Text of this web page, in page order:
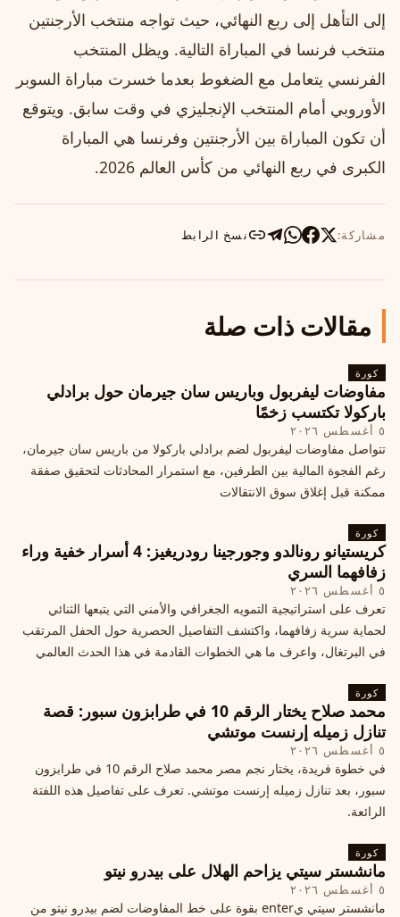
إلى التأهل إلى ربع النهائي، حيث تواجه منتخب الأرجنتين
منتخب فرنسا في المباراة التالية. ويظل المنتخب
الفرنسي يتعامل مع الضغوط بعدما خسرت مباراة السوبر
الأوروبي أمام المنتخب الإنجليزي في وقت سابق. ويتوقع
أن تكون المباراة بين الأرجنتين وفرنسا هي المباراة
الكبرى في ربع النهائي من كأس العالم 2026.
مشاركة: نسخ الرابط
مقالات ذات صلة
كورة
مفاوضات ليفربول وباريس سان جيرمان حول برادلي
باركولا تكتسب زخمًا
٥ أغسطس ٢٠٢٦
تتواصل مفاوضات ليفربول لضم برادلي باركولا من باريس سان جيرمان،
رغم الفجوة المالية بين الطرفين، مع استمرار المحادثات لتحقيق صفقة
ممكنة قبل إغلاق سوق الانتقالات
كورة
كريستيانو رونالدو وجورجينا رودريغيز: 4 أسرار خفية وراء
زفافهما السري
٥ أغسطس ٢٠٢٦
تعرف على استراتيجية التمويه الجغرافي والأمني التي يتبعها الثنائي
لحماية سرية زفافهما، واكتشف التفاصيل الحصرية حول الحفل المرتقب
في البرتغال، واعرف ما هي الخطوات القادمة في هذا الحدث العالمي
كورة
محمد صلاح يختار الرقم 10 في طرابزون سبور: قصة
تنازل زميله إرنست موتشي
٥ أغسطس ٢٠٢٦
في خطوة فريدة، يختار نجم مصر محمد صلاح الرقم 10 في طرابزون
سبور، بعد تنازل زميله إرنست موتشي. تعرف على تفاصيل هذه اللفتة
الرائعة.
كورة
مانشستر سيتي يزاحم الهلال على بيدرو نيتو
٥ أغسطس ٢٠٢٦
مانشستر سيتي يenter بقوة على خط المفاوضات لضم بيدرو نيتو من